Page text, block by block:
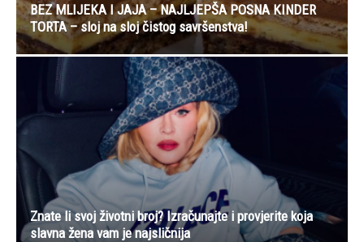
BEZ MLIJEKA I JAJA – NAJLJEPŠA POSNA KINDER
TORTA – sloj na sloj čistog savršenstva!
Znate li svoj životni broj? Izračunajte i provjerite koja
slavna žena vam je najsličnija